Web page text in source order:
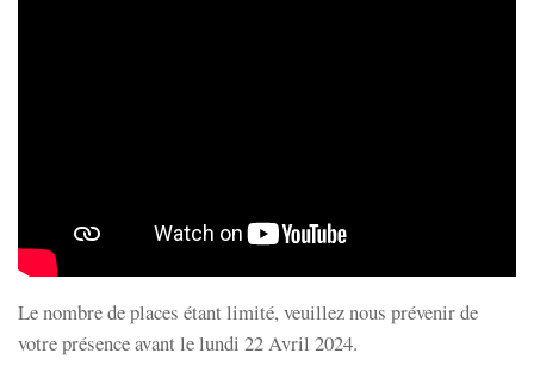
Le nombre de places étant limité, veuillez nous prévenir de
votre présence avant le lundi 22 Avril 2024.